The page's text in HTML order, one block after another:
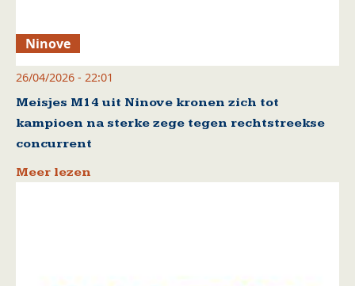
Ninove
26/04/2026 - 22:01
Meisjes M14 uit Ninove kronen zich tot
kampioen na sterke zege tegen rechtstreekse
concurrent
Meer lezen